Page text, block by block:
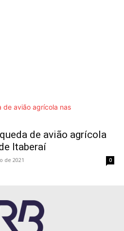
de avião agrícola
Itaberaí
de 2021 0